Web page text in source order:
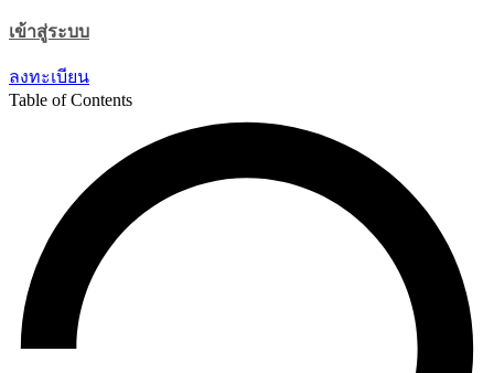
เข้าสู่ระบบ
ลงทะเบียน
Table of Contents